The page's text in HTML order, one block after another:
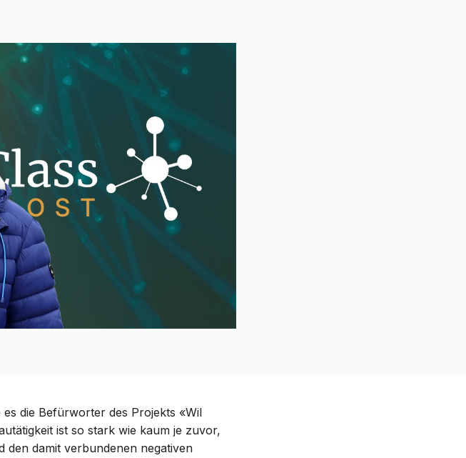
die Befürworter des Projekts «Wil
ist so stark wie kaum je zuvor,
den damit verbundenen negativen